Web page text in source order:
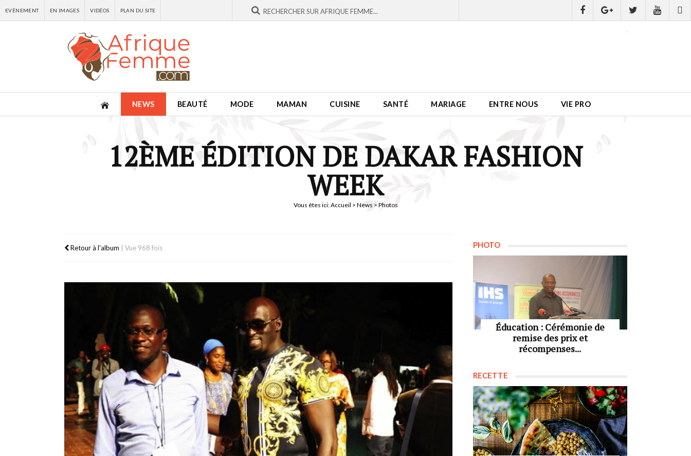
EVÈNEMENT EN IMAGES VIDÉOS PLAN DU SITE
NEWS BEAUTÉ MODE MAMAN CUISINE SANTÉ MARIAGE ENTRE NOUS VIE PRO
12ÈME ÉDITION DE DAKAR FASHION
WEEK
Vous êtes ici:Accueil > News > Photos
Retour à l'album Vue 968 fois PHOTO
Éducation : Cérémonie de
remise des prix et
récompenses...
RECETTE